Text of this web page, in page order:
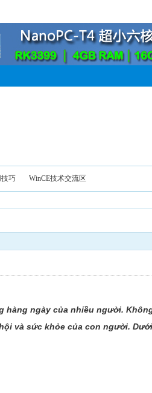
巧 WinCE技术交流区
ngày của nhiều người.
và sức khỏe của con người.